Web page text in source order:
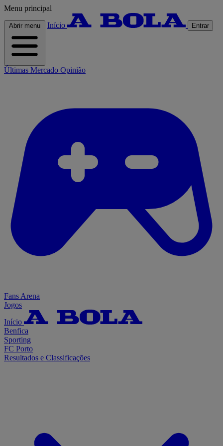
Menu principal
Abrir menu Início Entrar
Últimas Mercado Opinião
Fans Arena
Jogos
Início
Benfica
Sporting
FC Porto
Resultados e Classificações